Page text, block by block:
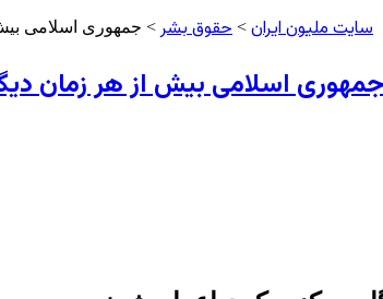
سایت ملیون ایران > حقوق بشر > جمهوری اسلامی بیش
جمهوری اسلامی بیش از هر زمان دیگر